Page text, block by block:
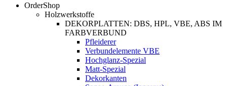
OrderShop
Holzwerkstoffe
DEKORPLATTEN: DBS, HPL, VBE, ABS IM
FARBVERBUND
Pfleiderer
Verbundelemente VBE
Hochglanz-Spezial
Matt-Spezial
Dekorkanten